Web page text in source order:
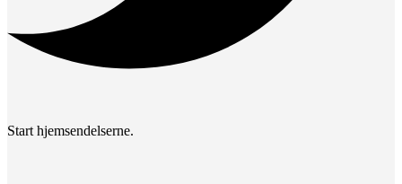
Start hjemsendelserne.